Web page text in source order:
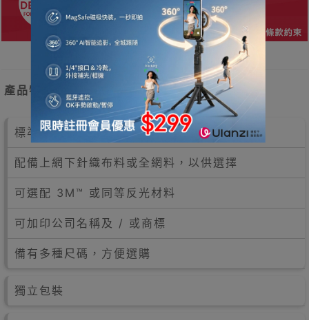
產品特點
標準香港路政款反光安全背心
配備上網下針織布料或全網料，以供選擇
可選配 3M™ 或同等反光材料
可加印公司名稱及 / 或商標
備有多種尺碼，方便選購
獨立包裝